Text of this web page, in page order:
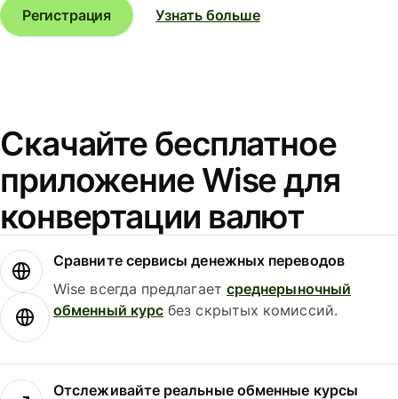
Регистрация
Узнать больше
Скачайте бесплатное
приложение Wise для
конвертации валют
Сравните сервисы денежных переводов
Wise всегда предлагает среднерыночный
обменный курс без скрытых комиссий.
Отслеживайте реальные обменные курсы